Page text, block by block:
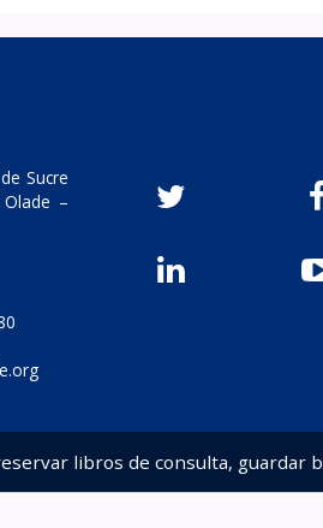
Sucre
–
libros de consulta, guardar